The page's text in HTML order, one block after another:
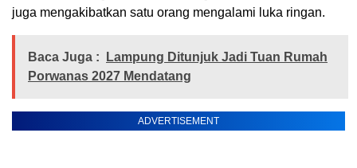
juga mengakibatkan satu orang mengalami luka ringan.
Baca Juga :
Lampung Ditunjuk Jadi Tuan Rumah
Porwanas 2027 Mendatang
ADVERTISEMENT